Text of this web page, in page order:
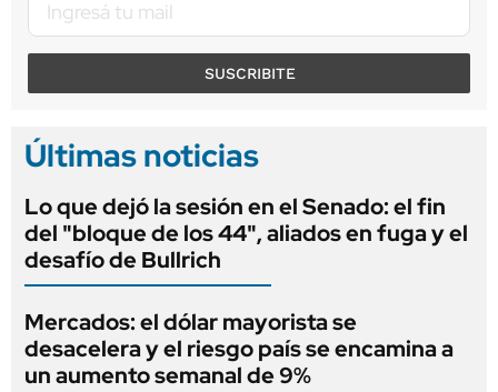
SUSCRIBITE
Últimas noticias
Lo que dejó la sesión en el Senado: el fin
del "bloque de los 44", aliados en fuga y el
desafío de Bullrich
Mercados: el dólar mayorista se
desacelera y el riesgo país se encamina a
un aumento semanal de 9%